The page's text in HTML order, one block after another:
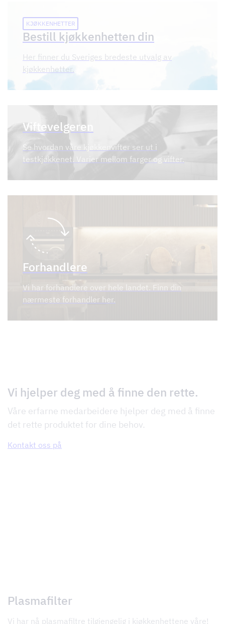
KJØKKENHETTER
Bestill kjøkkenhetten din
Her finner du Sveriges bredeste utvalg av
kjøkkenhetter.
Viftevelgeren
Se hvordan våre kjøkkenvifter ser ut i
testkjøkkenet. Varier mellom farger og vifter.
Forhandlere
Vi har forhandlere over hele landet. Finn din
nærmeste forhandler her.
Vi hjelper deg med å finne den rette.
Våre erfarne medarbeidere hjelper deg med å finne
det rette produktet for dine behov.
Kontakt oss på
Plasmafilter
Vi har nå plasmafiltre tilgjengelig i kjøkkenhettene våre!